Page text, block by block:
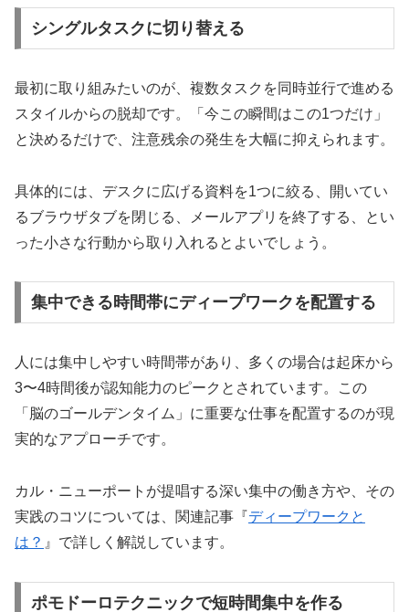
シングルタスクに切り替える
最初に取り組みたいのが、複数タスクを同時並行で進める
スタイルからの脱却です。「今この瞬間はこの1つだけ」
と決めるだけで、注意残余の発生を大幅に抑えられます。
具体的には、デスクに広げる資料を1つに絞る、開いてい
るブラウザタブを閉じる、メールアプリを終了する、とい
った小さな行動から取り入れるとよいでしょう。
集中できる時間帯にディープワークを配置する
人には集中しやすい時間帯があり、多くの場合は起床から
3〜4時間後が認知能力のピークとされています。この
「脳のゴールデンタイム」に重要な仕事を配置するのが現
実的なアプローチです。
カル・ニューポートが提唱する深い集中の働き方や、その
実践のコツについては、関連記事『ディープワークと
は？ 』で詳しく解説しています。
ポモドーロテクニックで短時間集中を作る